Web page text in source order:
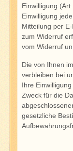
Einwilligung
Einwilligung
Mitteilung per
zum Widerruf
vom Widerruf
Die von Ihnen
verbleiben bei
Ihre
Zweck für die
gesetzliche